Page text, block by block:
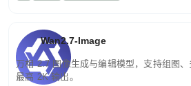
Wan2.7-Image
万相 2.7 图像生成与编辑模型，支持组图
最高 2K 输出。